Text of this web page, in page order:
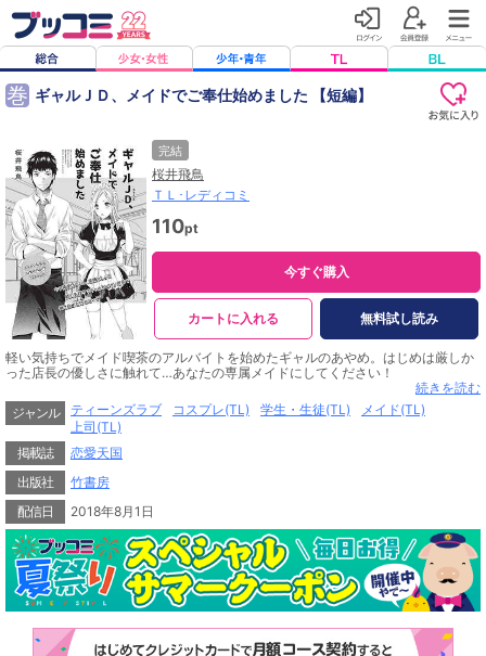
巻 ギャルＪＤ、メイドでご奉仕始めました 【短編】
完結
桜井飛鳥
ＴＬ･レディコミ
110pt
今すぐ購入
カートに入れる 無料試し読み
軽い気持ちでメイド喫茶のアルバイトを始めたギャルのあやめ。はじめは厳しか
った店長の優しさに触れて…あなたの専属メイドにしてください！
※本電子書籍は雑誌「恋愛天国 2017年5月号」に収録の「ギャルＪＤ、メイド
でご奉仕始めました」と同内容です。
続きを読む
ジャンル
ティーンズラブ コスプレ(TL) 学生・生徒(TL)
メイド(TL)
上司(TL)
掲載誌
恋愛天国
出版社
竹書房
配信日
2018年8月1日